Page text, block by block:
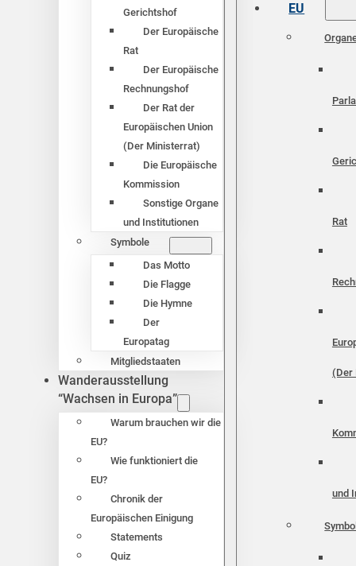
Gerichtshof
Der Europäische
Rat
Der Europäische
Rechnungshof
Der Rat der
Europäischen Union
(Der Ministerrat)
Die Europäische
Kommission
Sonstige Organe
und Institutionen
Symbole
Das Motto
Die Flagge
Die Hymne
Der
Europatag
Mitgliedstaaten
Wanderausstellung
“Wachsen in Europa”
Warum brauchen wir die
EU?
Wie funktioniert die
EU?
Chronik der
Europäischen Einigung
Statements
Quiz
EU
Rat
(Der
und